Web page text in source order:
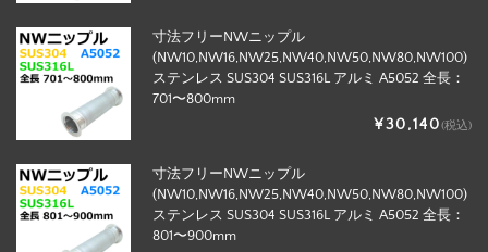
寸法フリーNWニップル
(NW10,NW16,NW25,NW40,NW50,NW80,NW100)
ステンレス SUS304 SUS316L アルミ A5052 全長：
701〜800mm
¥30,140(税込)
寸法フリーNWニップル
(NW10,NW16,NW25,NW40,NW50,NW80,NW100)
ステンレス SUS304 SUS316L アルミ A5052 全長：
801〜900mm